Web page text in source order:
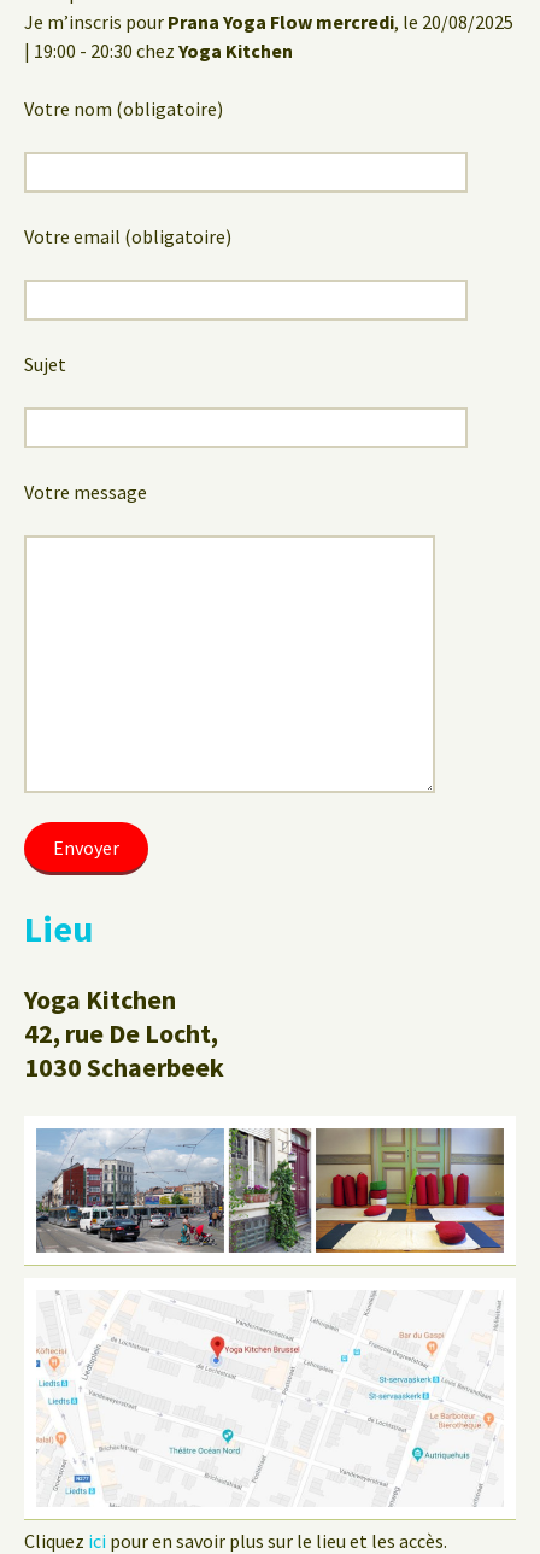
Je m’inscris pour Prana Yoga Flow mercredi, le 20/08/2025
| 19:00 - 20:30 chez Yoga Kitchen
Votre nom (obligatoire)
Votre email (obligatoire)
Sujet
Votre message
Lieu
Yoga Kitchen
42, rue De Locht,
1030 Schaerbeek
Cliquez ici pour en savoir plus sur le lieu et les accès.